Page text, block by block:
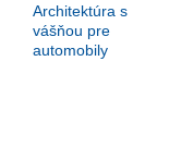
Architektúra s
vášňou pre
automobily